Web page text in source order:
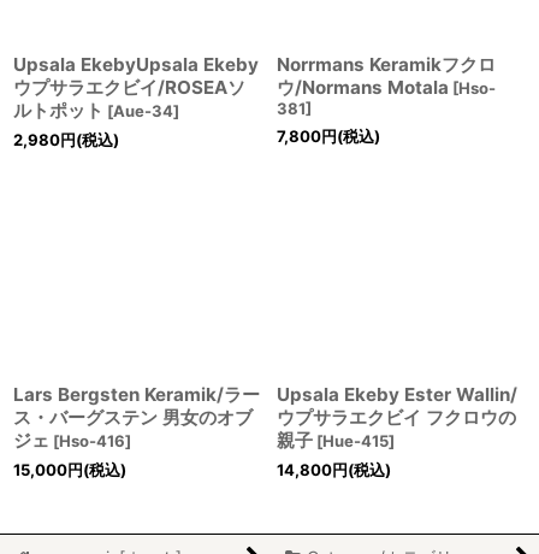
Upsala EkebyUpsala Ekeby
ウプサラエクビイ/ROSEAソ
ルトポット [Aue-34]
2,980円(税込)
Norrmans Keramikフクロ
ウ/Normans Motala [Hso-
381]
7,800円(税込)
Lars Bergsten Keramik/ラー
ス・バーグステン 男女のオブ
ジェ [Hso-416]
15,000円(税込)
Upsala Ekeby Ester Wallin/
ウプサラエクビイ フクロウの
親子 [Hue-415]
14,800円(税込)